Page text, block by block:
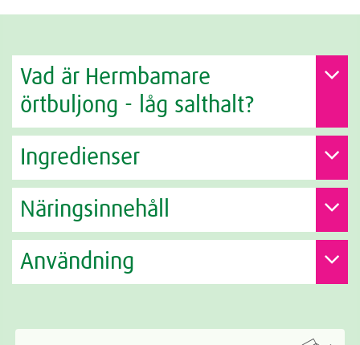
Vad är Hermbamare
örtbuljong - låg salthalt?
Ingredienser
Näringsinnehåll
Användning